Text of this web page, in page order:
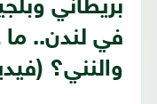
بريطاني
في لندن.. ما
والنني؟